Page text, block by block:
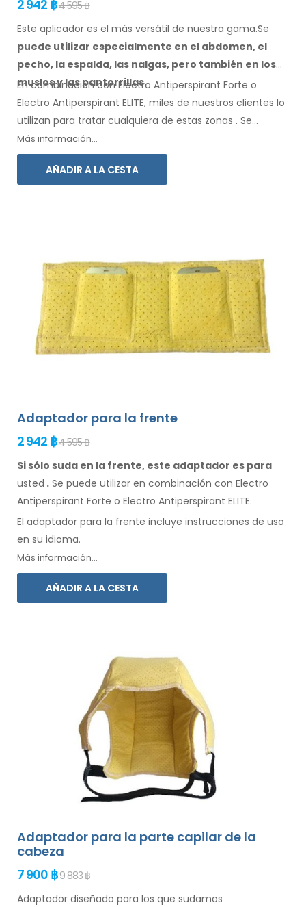
2 942 ฿4 595 ฿
Este aplicador es el más versátil de nuestra gama.Se
puede utilizar especialmente en el abdomen, el
pecho, la espalda, las nalgas, pero también en los
muslosy las pantorrillas.
En combinación con Electro Antiperspirant Forte o
Electro Antiperspirant ELITE, miles de nuestros clientes lo
utilizan para tratar cualquiera de estas zonas . Se
incluyen instrucciones de
Más información...
AÑADIR A LA CESTA
Adaptador para la frente
2 942 ฿4 595 ฿
Si sólo suda en la frente, este adaptador es para
usted . Se puede utilizar en combinación con Electro
Antiperspirant Forte o Electro Antiperspirant ELITE.
El adaptador para la frente incluye instrucciones de uso
en su idioma.
Más información...
AÑADIR A LA CESTA
Adaptador para la parte capilar de la
cabeza
7 900 ฿9 883 ฿
Adaptador diseñado para los que sudamos